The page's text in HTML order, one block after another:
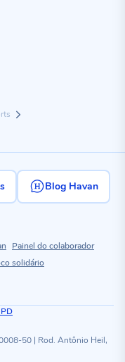
Blog Havan
Painel do colaborador
solidário
50 | Rod. Antônio Heil,